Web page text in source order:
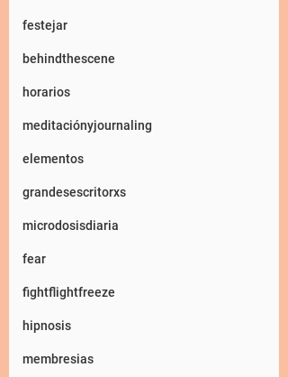
festejar
behindthescene
horarios
meditaciónyjournaling
elementos
grandesescritorxs
microdosisdiaria
fear
fightflightfreeze
hipnosis
membresias